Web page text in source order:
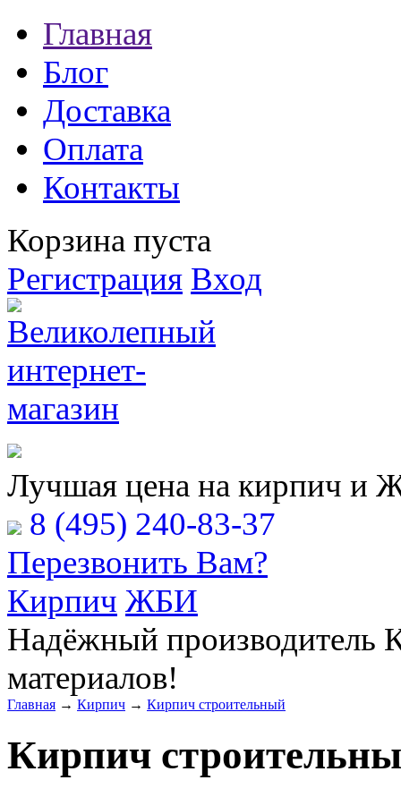
Главная
Блог
Доставка
Оплата
Контакты
Корзина пуста
Регистрация Вход
Лучшая цена на кирпич и
8 (495) 240-83-37
Перезвонить Вам?
Кирпич ЖБИ
Надёжный производитель
материалов!
Главная → Кирпич → Кирпич строительный
Кирпич